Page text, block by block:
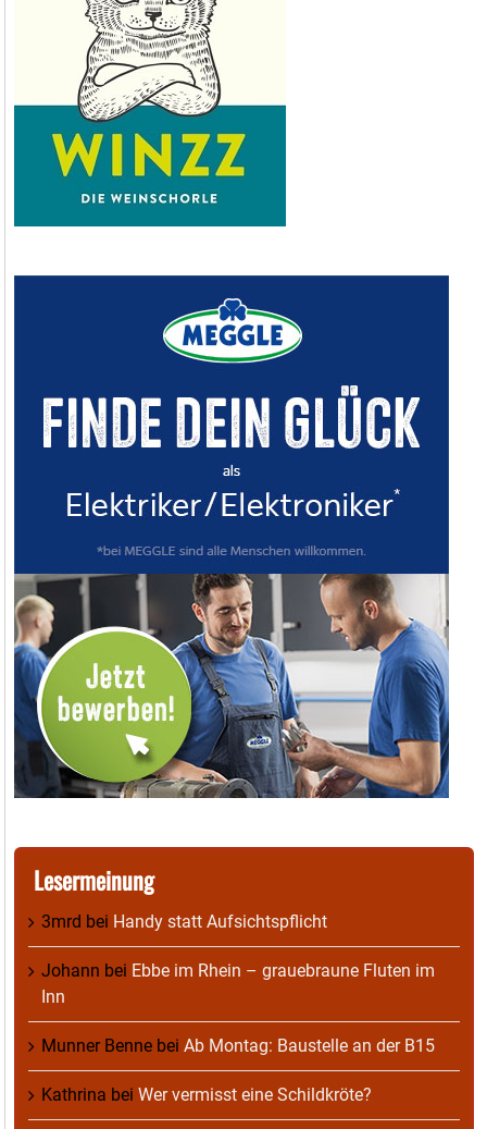
Lesermeinung
3mrd bei Handy statt Aufsichtspflicht
Johann bei Ebbe im Rhein – grauebraune Fluten im
Inn
Munner Benne bei Ab Montag: Baustelle an der B15
Kathrina bei Wer vermisst eine Schildkröte?